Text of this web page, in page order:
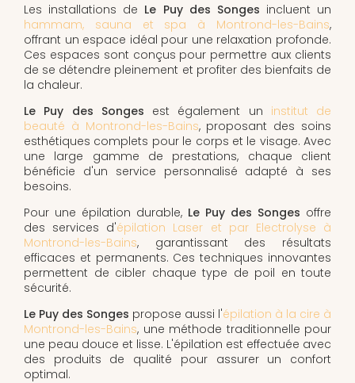
Les installations de Le Puy des Songes incluent un
hammam, sauna et spa à Montrond-les-Bains,
offrant un espace idéal pour une relaxation profonde.
Ces espaces sont conçus pour permettre aux clients
de se détendre pleinement et profiter des bienfaits de
la chaleur.
Le Puy des Songes est également un institut de
beauté à Montrond-les-Bains, proposant des soins
esthétiques complets pour le corps et le visage. Avec
une large gamme de prestations, chaque client
bénéficie d'un service personnalisé adapté à ses
besoins.
Pour une épilation durable, Le Puy des Songes offre
des services d'épilation Laser et par Electrolyse à
Montrond-les-Bains, garantissant des résultats
efficaces et permanents. Ces techniques innovantes
permettent de cibler chaque type de poil en toute
sécurité.
Le Puy des Songes propose aussi l'épilation à la cire à
Montrond-les-Bains, une méthode traditionnelle pour
une peau douce et lisse. L'épilation est effectuée avec
des produits de qualité pour assurer un confort
optimal.